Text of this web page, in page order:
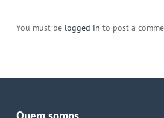
You must be logged in to post a